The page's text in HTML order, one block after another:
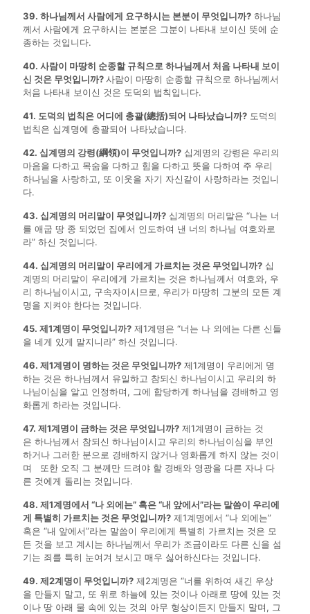
39. 하나님께서 사람에게 요구하시는 본분이 무엇입니까? 하나님
께서 사람에게 요구하시는 본분은 그분이 나타내 보이신 뜻에 순
종하는 것입니다.
40. 사람이 마땅히 순종할 규칙으로 하나님께서 처음 나타내 보이
신 것은 무엇입니까?사람이 마땅히 순종할 규칙으로 하나님께서
처음 나타내 보이신 것은 도덕의 법칙입니다.
41. 도덕의 법칙은 어디에 총괄(總括)되어 나타났습니까? 도덕의
법칙은 십계명에 총괄되어 나타났습니다.
42. 십계명의 강령(綱領)이 무엇입니까? 십계명의 강령은 우리의
마음을 다하고 목숨을 다하고 힘을 다하고 뜻을 다하여 주 우리
하나님을 사랑하고, 또 이웃을 자기 자신같이 사랑하라는 것입니
다.
43. 십계명의 머리말이 무엇입니까? 십계명의 머리말은 “나는 너
를 애굽 땅 종 되었던 집에서 인도하여 낸 너의 하나님 여호와로
라” 하신 것입니다.
44. 십계명의 머리말이 우리에게 가르치는 것은 무엇입니까? 십
계명의 머리말이 우리에게 가르치는 것은 하나님께서 여호와, 우
리 하나님이시고, 구속자이시므로, 우리가 마땅히 그분의 모든 계
명을 지켜야 한다는 것입니다.
45. 제1계명이 무엇입니까? 제1계명은 “너는 나 외에는 다른 신들
을 네게 있게 말지니라” 하신 것입니다.
46. 제1계명이 명하는 것은 무엇입니까? 제1계명이 우리에게 명
하는 것은 하나님께서 유일하고 참되신 하나님이시고 우리의 하
나님이심을 알고 인정하며, 그에 합당하게 하나님을 경배하고 영
화롭게 하라는 것입니다.
47. 제1계명이 금하는 것은 무엇입니까? 제1계명이 금하는 것
은 하나님께서 참되신 하나님이시고 우리의 하나님이심을 부인
하거나 그러한 분으로 경배하지 않거나 영화롭게 하지 않는 것이
며 또한 오직 그 분께만 드려야 할 경배와 영광을 다른 자나 다
른 것에게 돌리는 것입니다.
48. 제1계명에서 “나 외에는” 혹은 “내 앞에서”라는 말씀이 우리에
게 특별히 가르치는 것은 무엇입니까? 제1계명에서 “나 외에는”
혹은 “내 앞에서”라는 말씀이 우리에게 특별히 가르치는 것은 모
든 것을 보고 계시는 하나님께서 우리가 조금이라도 다른 신을 섬
기는 죄를 특히 눈여겨 보시고 매우 싫어하신다는 것입니다.
49. 제2계명이 무엇입니까? 제2계명은 “너를 위하여 새긴 우상
을 만들지 말고, 또 위로 하늘에 있는 것이나 아래로 땅에 있는 것
이나 땅 아래 물 속에 있는 것의 아무 형상이든지 만들지 말며, 그